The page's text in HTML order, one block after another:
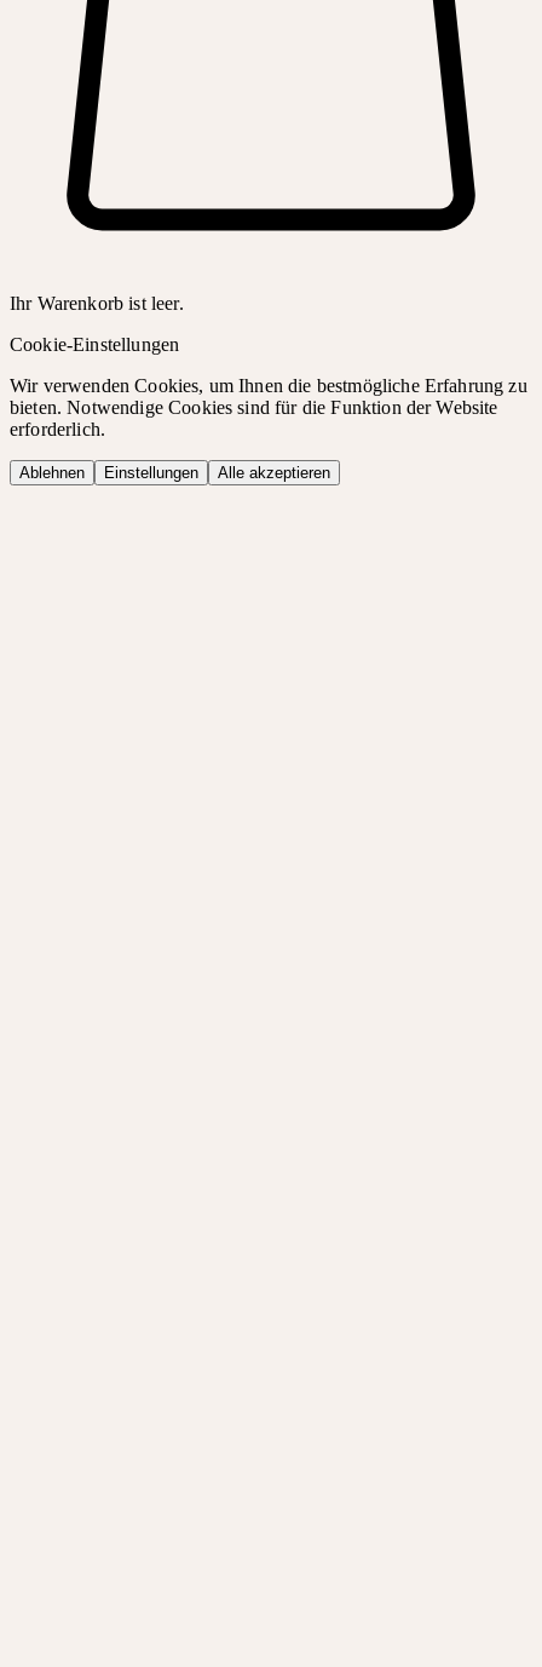
Ihr Warenkorb ist leer.
Cookie-Einstellungen
Wir verwenden Cookies, um Ihnen die bestmögliche Erfahrung zu
bieten. Notwendige Cookies sind für die Funktion der Website
erforderlich.
Ablehnen Einstellungen Alle akzeptieren